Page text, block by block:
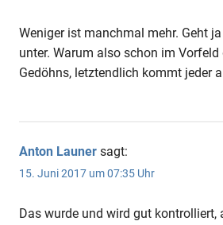
Weniger ist manchmal mehr. Geht
unter. Warum also schon im Vorfeld
Gedöhns, letztendlich kommt jeder
Anton Launer sagt:
15. Juni 2017 um 07:35 Uhr
Das wurde und wird gut kontrolliert,